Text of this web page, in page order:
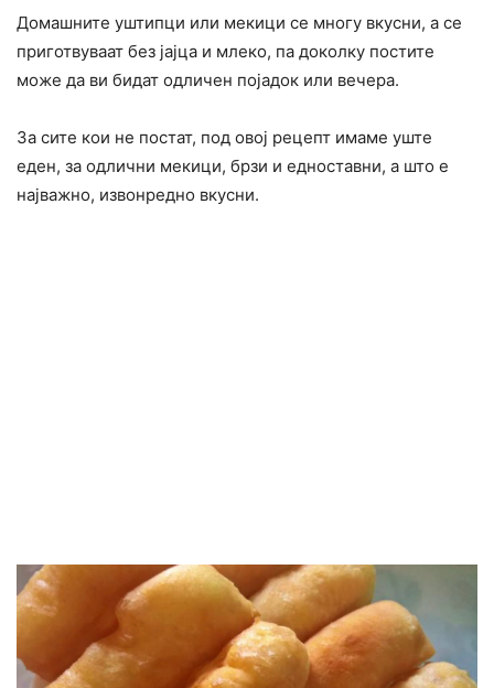
Домашните уштипци или мекици се многу вкусни, а се
приготвуваат без јајца и млеко, па доколку постите
може да ви бидат одличен појадок или вечера.
За сите кои не постат, под овој рецепт имаме уште
еден, за одлични мекици, брзи и едноставни, а што е
најважно, извонредно вкусни.